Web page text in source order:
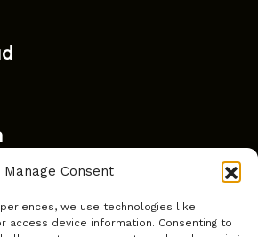
Manage Consent
we use technologies like
access device information. Consenting to